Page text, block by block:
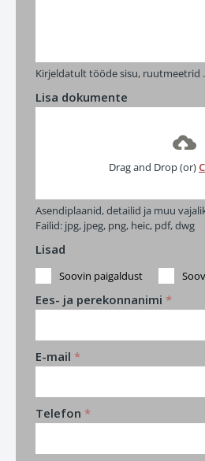
Kirjeldatult tööde sisu, ruutmeetrid
Lisa dokumente
Drag and Drop (or)
Asendiplaanid, detailid ja muu
Failid: jpg, jpeg, png, heic, pdf, dwg
Lisad
Soovin paigaldust
Ees- ja perekonnanimi *
E-mail *
Telefon *